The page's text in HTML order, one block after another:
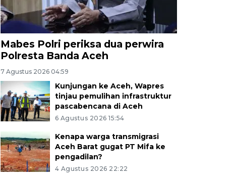
Mabes Polri periksa dua perwira
Polresta Banda Aceh
7 Agustus 2026 04:59
Kunjungan ke Aceh, Wapres
tinjau pemulihan infrastruktur
pascabencana di Aceh
6 Agustus 2026 15:54
Kenapa warga transmigrasi
Aceh Barat gugat PT Mifa ke
pengadilan?
4 Agustus 2026 22:22